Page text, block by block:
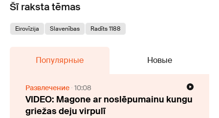
Šī raksta tēmas
Eirovīzija Slavenības Radīts 1188
Популярные Новые
Развлечение 10:08
VIDEO: Magone ar noslēpumainu kungu
griežas deju virpulī